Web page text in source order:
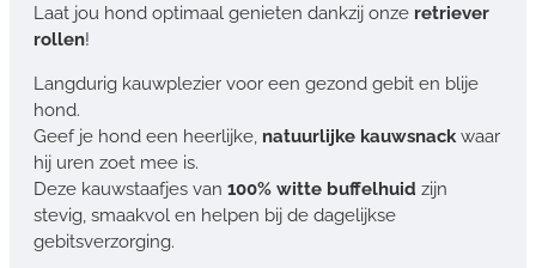
Laat jou hond optimaal genieten dankzij onze retriever
rollen!
Langdurig kauwplezier voor een gezond gebit en blije
hond.
Geef je hond een heerlijke, natuurlijke kauwsnackwaar
hij uren zoet mee is.
Deze kauwstaafjes van 100% witte buffelhuid zijn
stevig, smaakvol en helpen bij de dagelijkse
gebitsverzorging.